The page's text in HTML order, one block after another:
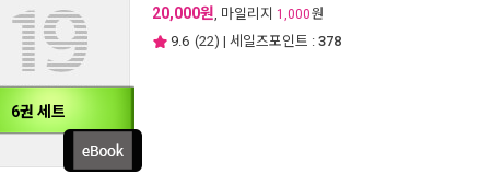
6권 세트
20,000원, 마일리지 1,000원
9.6 (22) | 세일즈포인트 : 378